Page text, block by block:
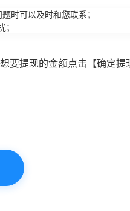
时可以及时和您联系；
要提现的金额点击【确定提